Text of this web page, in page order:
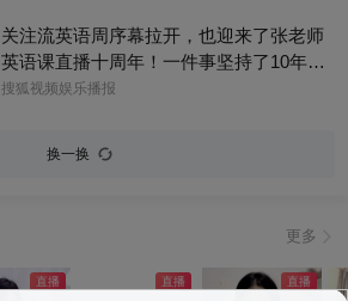
关注流英语周序幕拉开，也迎来了张老师
英语课直播十周年！一件事坚持了10年真
的太酷了，大家有没有跟着张老师的课
味儿了，飙英文的片段甚至堪比口语范
编一起来感受下什么叫开口即高级吧！@
张朝阳 @张朝阳的英语课 @麦小麦 @搜
搜狐视频娱乐播报
换一换
更多